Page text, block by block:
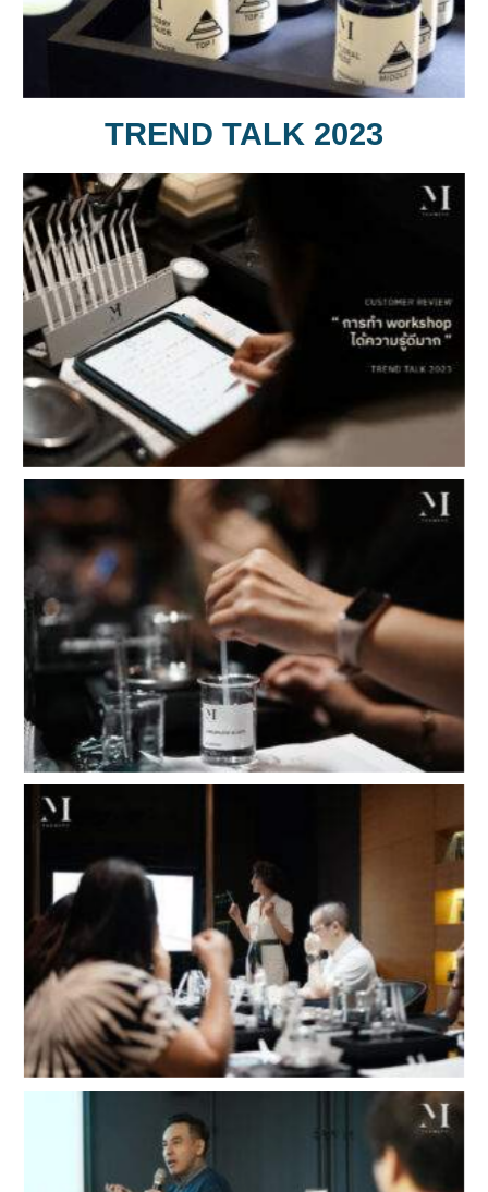
TREND TALK 2023